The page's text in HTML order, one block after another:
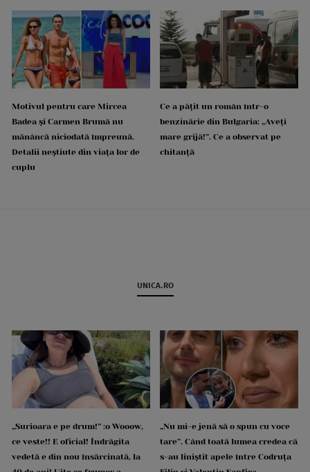
Motivul pentru care Mircea
Badea și Carmen Brumă nu
mănâncă niciodată împreună.
Detalii neștiute din viața lor de
cuplu
Ce a pățit un român într-o
benzinărie din Bulgaria: „Aveți
mare grijă!”. Ce a observat pe
chitanță
UNICA.RO
„Surioara e pe drum!” :o Wooow,
ce veste!! E oficial! Îndrăgita
vedetă e din nou însărcinată, la
„Nu mi-e jenă să o spun cu voce
tare”. Când toată lumea credea că
s-au liniștit apele între Codruța